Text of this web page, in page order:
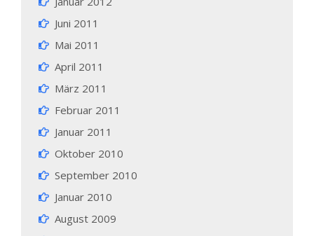
Juni 2011
Mai 2011
April 2011
März 2011
Februar 2011
Januar 2011
Oktober 2010
September 2010
Januar 2010
August 2009